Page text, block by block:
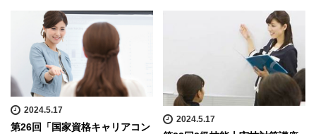
2024.5.17
第26回「国家資格キャリアコン
2024.5.17